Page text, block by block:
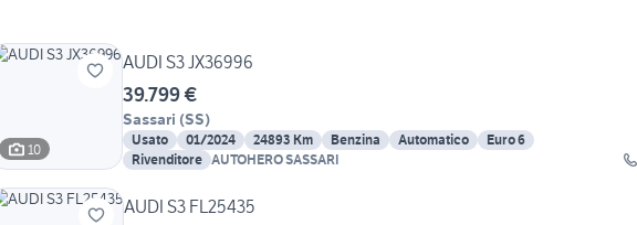
10
AUDI S3 JX36996
39.799 €
Sassari (SS)
Usato 01/2024 24893 Km Benzina Automatico
Euro 6
Rivenditore AUTOHERO SASSARI
AUDI S3 FL25435